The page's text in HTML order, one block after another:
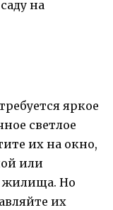
на
яркое
светлое
их на окно,
или
жилища. Но
их